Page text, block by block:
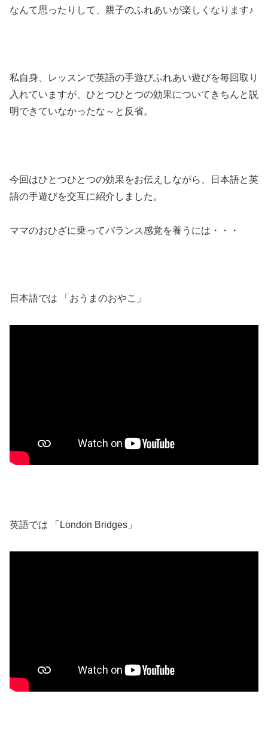
なんて思ったりして、親子のふれあいが楽しくなります♪
私自身、レッスンで英語の手遊びふれあい遊びを毎回取り
入れていますが、ひとつひとつの効果についてきちんと説
明できていなかったな～と反省。
今回はひとつひとつの効果をお伝えしながら、日本語と英
語の手遊びを交互に紹介しました。
ママのおひざに乗ってバランス感覚を養うには・・・
日本語では 「おうまのおやこ」
英語では 「London Bridges」